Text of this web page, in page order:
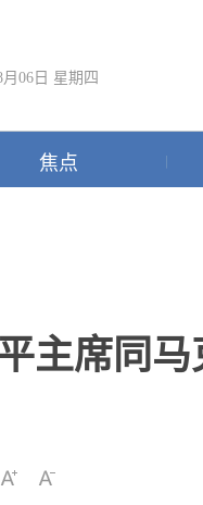
月06日 星期四
焦点
主席同